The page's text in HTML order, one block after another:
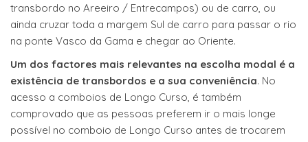
transbordo no Areeiro / Entrecampos) ou de carro, ou
ainda cruzar toda a margem Sul de carro para passar o rio
na ponte Vasco da Gama e chegar ao Oriente.
Um dos factores mais relevantes na escolha modal é a
existência de transbordos e a sua conveniência. No
acesso a comboios de Longo Curso, é também
comprovado que as pessoas preferem ir o mais longe
possível no comboio de Longo Curso antes de trocarem